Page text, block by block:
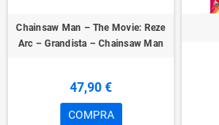
Chainsaw Man – The Movie: Reze
Arc – Grandista – Chainsaw Man
47,90 €
COMPRA